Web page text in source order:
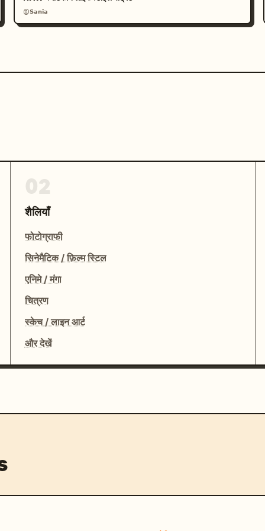
@𝗦𝗮𝗻𝗶𝗮
शैलियाँ
फोटोग्राफी
सिनेमैटिक / फ़िल्म स्टिल
एनिमे / मंगा
चित्रण
स्केच / लाइन आर्ट
और देखें